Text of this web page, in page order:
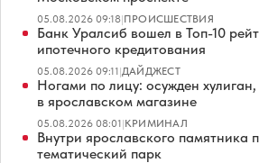
05.08.2026 09:18|ПРОИСШЕСТВИЯ
Банк Уралсиб вошел в Топ-10
ипотечного кредитования
05.08.2026 09:11|ДАЙДЖЕСТ
Ногами по лицу: осужден
в ярославском магазине
05.08.2026 08:01|КРИМИНАЛ
Внутри ярославского памятника
тематический парк